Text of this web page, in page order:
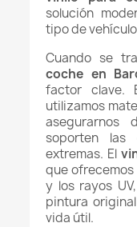
solución
tipo de
Cuando se
coche en
factor clave.
utilizamos
asegurarnos
soporten las
extremas. El
que ofrecemos
y los rayos
pintura
vida útil.